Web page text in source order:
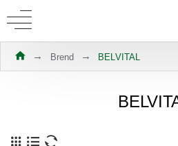
Brend BELVITAL